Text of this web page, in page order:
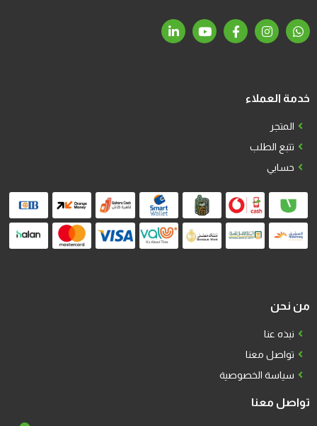
خدمة العملاء
المتجر
تتبع الطلب
حسابي
من نحن
نبذه عنا
تواصل معنا
سياسة الخصوصية
تواصل معنا